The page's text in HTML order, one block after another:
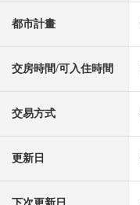
都市計畫
交房時間/可入住時間
交易方式
更新日